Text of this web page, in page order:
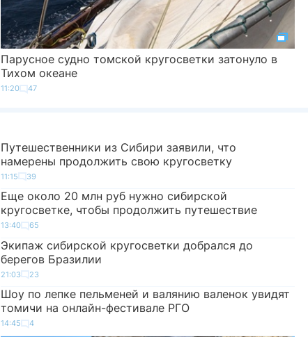
Парусное судно томской кругосветки затонуло в
Тихом океане
11:20 47
Путешественники из Сибири заявили, что
намерены продолжить свою кругосветку
11:15 39
Еще около 20 млн руб нужно сибирской
кругосветке, чтобы продолжить путешествие
13:40 65
Экипаж сибирской кругосветки добрался до
берегов Бразилии
21:03 23
Шоу по лепке пельменей и валянию валенок увидят
томичи на онлайн-фестивале РГО
14:45 4